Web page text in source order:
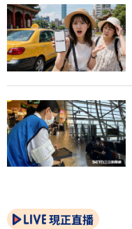
現正直播